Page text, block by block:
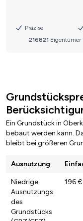
Ein Grundstück in
bebaut werden kann.
bleibt bei größeren
Ausnutzung
Niedrige
Ausnutzungs
des
Grundstücks
196 €